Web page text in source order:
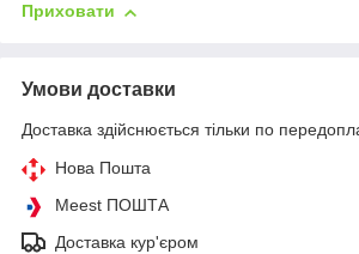
Приховати
Умови доставки
Доставка здійснюється тільки по
Нова Пошта
Meest ПОШТА
Доставка кур'єром